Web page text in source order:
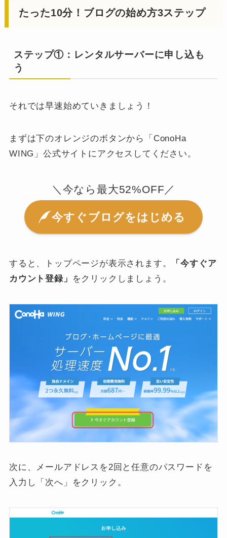
たった10分！ブログの始め方3ステップ
ステップ①：レンタルサーバーに申し込も
う
それでは早速始めていきましょう！
まずは下のオレンジのボタンから「ConoHa
WING」公式サイトにアクセスしてください。
＼今なら最大52%OFF／
今すぐブログをはじめる
すると、トップページが表示されます。
「今すぐア
カウント登録」
をクリックしましょう。
次に、メールアドレスを2回と任意のパスワードを
入力し「次へ」をクリック。